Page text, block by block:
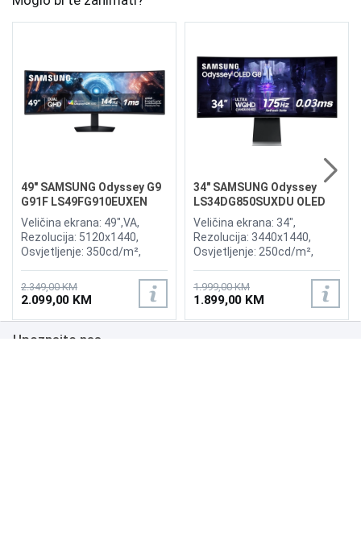
49" SAMSUNG Odyssey G9
G91F LS49FG910EUXEN
144Hz Gaming Curved
Display
Veličina ekrana: 49",VA,
Rezolucija: 5120x1440,
Osvjetljenje: 350cd/m²,
Osvježenje: 144Hz, AMD
FreeSync Premium Pro,
Priključci: 2xHDMI 2.1,
DisplayPort, 2xUSB 3.2, USB-
B
2.349,00 KM
2.099,00 KM
34" SAMSUNG Odyssey
LS34DG850SUXDU OLED
G8 175Hz Gaming Curved
Display
Veličina ekrana: 34",
Rezolucija: 3440x1440,
Osvjetljenje: 250cd/m²,
Osvježenje: 175Hz, AMD
FreeSync Premium,
Wireless LAN, Bluetooth ,
Priključci: 2xHDMI,
1.999,00 KM
1.899,00 KM
Upoznajte nas